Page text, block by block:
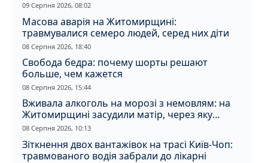
09 Серпня 2026, 08:02
Масова аварія на Житомирщині:
травмувалися семеро людей, серед них діти
08 Серпня 2026, 18:40
Свобода бедра: почему шорты решают
больше, чем кажется
08 Серпня 2026, 15:44
Вживала алкоголь на морозі з немовлям: на
Житомирщині засудили матір, через яку
дитина отримала обмороження
08 Серпня 2026, 10:13
Зіткнення двох вантажівок на трасі Київ-Чоп:
травмованого водія забрали до лікарні